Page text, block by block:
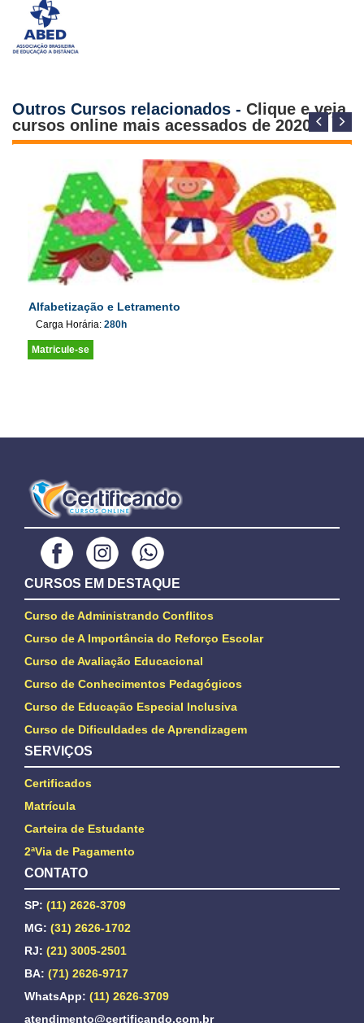
Outros Cursos relacionados - Clique e veja
cursos online mais acessados de 2020
Alfabetização e Letramento
Carga Horária: 280h
Matricule-se
CURSOS EM DESTAQUE
Curso de Administrando Conflitos
Curso de A Importância do Reforço Escolar
Curso de Avaliação Educacional
Curso de Conhecimentos Pedagógicos
Curso de Educação Especial Inclusiva
Curso de Dificuldades de Aprendizagem
SERVIÇOS
Certificados
Matrícula
Carteira de Estudante
2ªVia de Pagamento
CONTATO
SP: (11) 2626-3709
MG: (31) 2626-1702
RJ: (21) 3005-2501
BA: (71) 2626-9717
WhatsApp: (11) 2626-3709
atendimento@certificando.com.br